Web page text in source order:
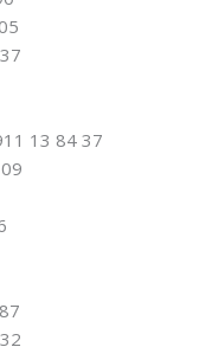
13 84 37